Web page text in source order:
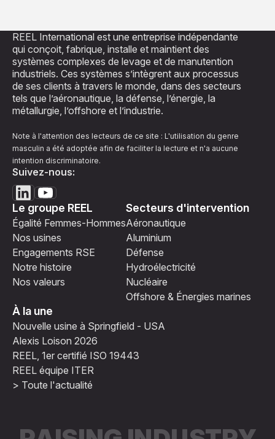
REEL International est une entreprise indépendante
qui conçoit, fabrique, installe et maintient des
systèmes complexes de levage et de manutention
industriels. Ces systèmes s’intègrent aux processus
de ses clients à travers le monde, dans des secteurs
tels que l’aéronautique, la défense, l’énergie, la
métallurgie, l’offshore et l’industrie.
Note à l'attention des lecteurs de ce site : L'utilisation du genre
masculin a été adoptée afin de faciliter la lecture et n'a aucune
intention discriminatoire.
Suivez-nous:
Le groupe REEL
Égalité Femmes-Hommes
Nos usines
Engagements RSE
Notre histoire
Nos valeurs
Secteurs d'intervention
Aéronautique
Aluminium
Défense
Hydroélectricité
Nucléaire
Offshore & Énergies marines
À la une
Nouvelle usine à Springfield - USA
Alexis Loison 2026
REEL, 1er certifié ISO 19443
REEL équipe ITER
> Toute l'actualité